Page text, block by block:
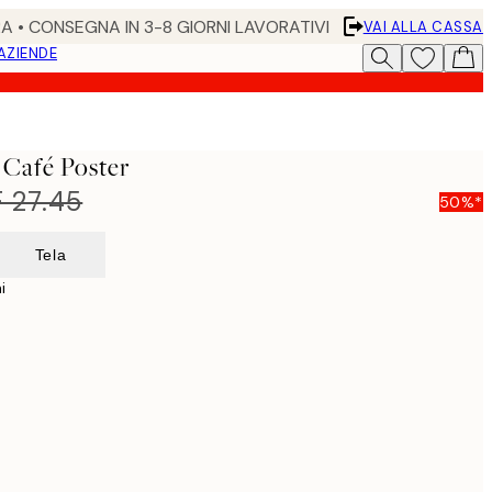
• CONSEGNA IN 3-8 GIORNI LAVORATIVI
VAI ALLA CASSA
Poster
27.45 50%*
Tela